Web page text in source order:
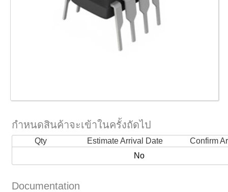
กำหนดสินค้าจะเข้าในครั้งถัดไป
Qty Estimate Arrival Date
Confirm
No
Documentation